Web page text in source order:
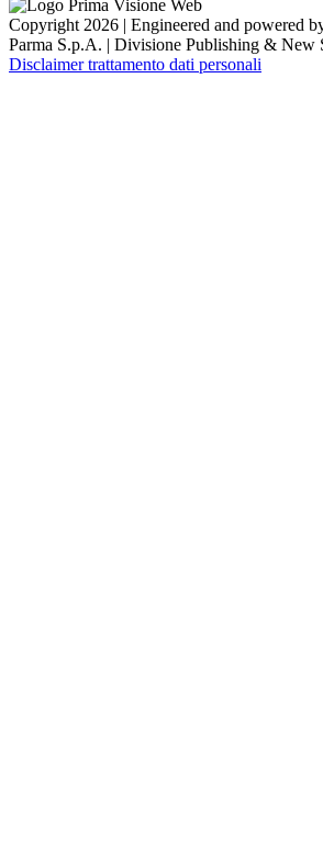
Copyright 2026 | Engineered and powered
Parma S.p.A. | Divisione Publishing & New
Disclaimer trattamento dati personali